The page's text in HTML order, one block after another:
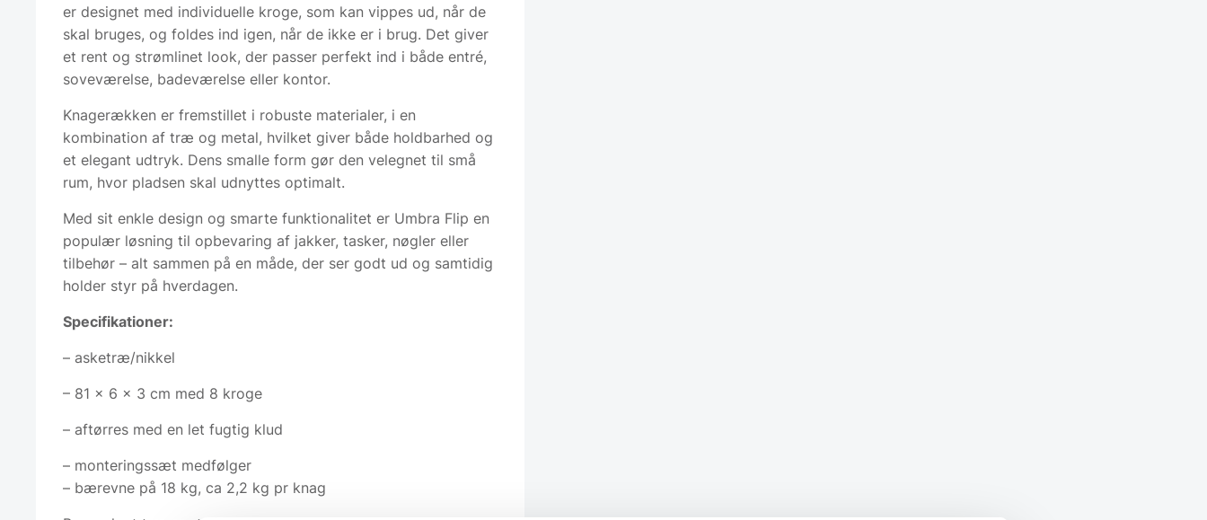
er designet med individuelle kroge, som kan vippes ud, når de
skal bruges, og foldes ind igen, når de ikke er i brug. Det giver
et rent og strømlinet look, der passer perfekt ind i både entré,
soveværelse, badeværelse eller kontor.
Knagerækken er fremstillet i robuste materialer, i en
kombination af træ og metal, hvilket giver både holdbarhed og
et elegant udtryk. Dens smalle form gør den velegnet til små
rum, hvor pladsen skal udnyttes optimalt.
Med sit enkle design og smarte funktionalitet er Umbra Flip en
populær løsning til opbevaring af jakker, tasker, nøgler eller
tilbehør – alt sammen på en måde, der ser godt ud og samtidig
holder styr på hverdagen.
Specifikationer:
– asketræ/nikkel
– 81 x 6 x 3 cm med 8 kroge
– aftørres med en let fugtig klud
– monteringssæt medfølger
– bærevne på 18 kg, ca 2,2 kg pr knag